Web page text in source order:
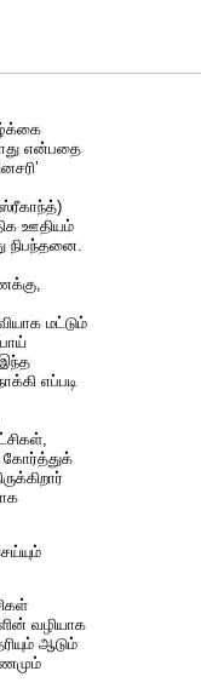
என்பதை
ஊதியம்
நிபந்தனை.
மட்டும்
எப்படி
கோர்த்துக்
வழியாக
ஆடும்